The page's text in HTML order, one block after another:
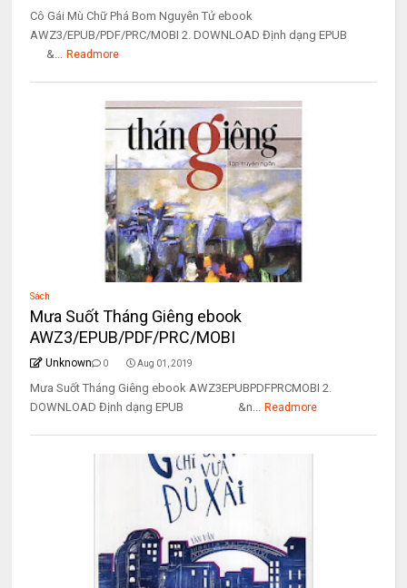
Cô Gái Mù Chữ Phá Bom Nguyên Tử ebook
AWZ3/EPUB/PDF/PRC/MOBI 2. DOWNLOAD Định dạng EPUB
&... Readmore
Sách
Mưa Suốt Tháng Giêng ebook
AWZ3/EPUB/PDF/PRC/MOBI
Unknown 0 Aug 01, 2019
Mưa Suốt Tháng Giêng ebook AWZ3EPUBPDFPRCMOBI 2.
DOWNLOAD Định dạng EPUB &n... Readmore